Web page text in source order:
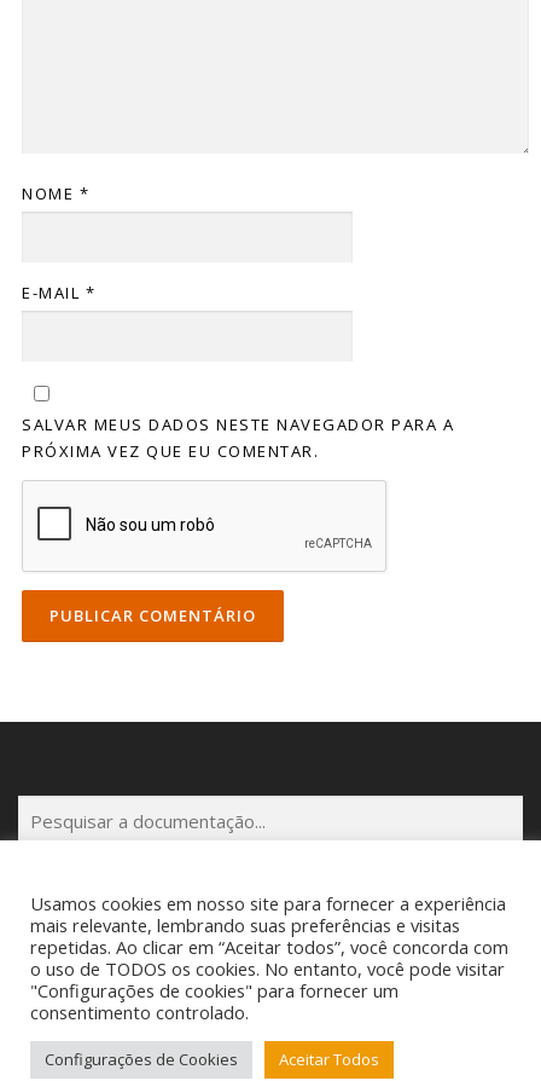
NOME *
E-MAIL *
SALVAR MEUS DADOS NESTE NAVEGADOR PARA A
PRÓXIMA VEZ QUE EU COMENTAR.
e
Copyright © 2025 Cigam Gestor - Todos os Direitos Reservados
Telefone: (53) 3260-1350 E-mail: suporte@cigamgestor.com.br
Usamos cookies em nosso site para fornecer a experiência
mais relevante, lembrando suas preferências e visitas
repetidas. Ao clicar em “Aceitar todos”, você concorda com
o uso de TODOS os cookies. No entanto, você pode visitar
"Configurações de cookies" para fornecer um
consentimento controlado.
Configurações de Cookies Aceitar Todos